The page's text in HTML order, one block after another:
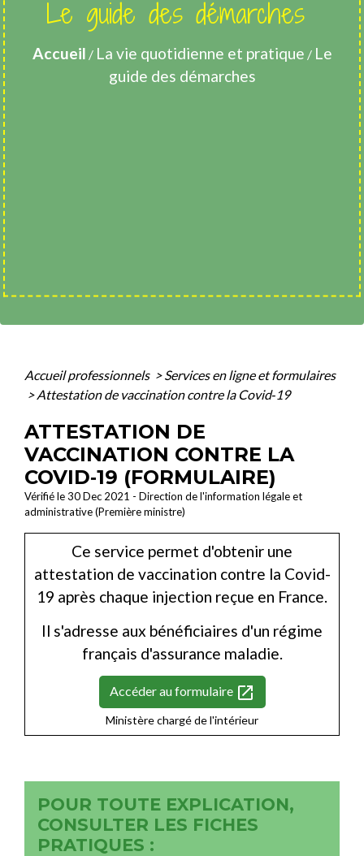
Le guide des démarches
Accueil / La vie quotidienne et pratique / Le
guide des démarches
Accueil professionnels > Services en ligne et formulaires
> Attestation de vaccination contre la Covid‑19
ATTESTATION DE
VACCINATION CONTRE LA
COVID‑19 (FORMULAIRE)
Vérifié le 30 Dec 2021 - Direction de l'information légale et
administrative (Première ministre)
Ce service permet d'obtenir une
attestation de vaccination contre la Covid-
19 après chaque injection reçue en France.
Il s'adresse aux bénéficiaires d'un régime
français d'assurance maladie.
Accéder au formulaire open_in_new
Ministère chargé de l'intérieur
POUR TOUTE EXPLICATION,
CONSULTER LES FICHES
PRATIQUES :